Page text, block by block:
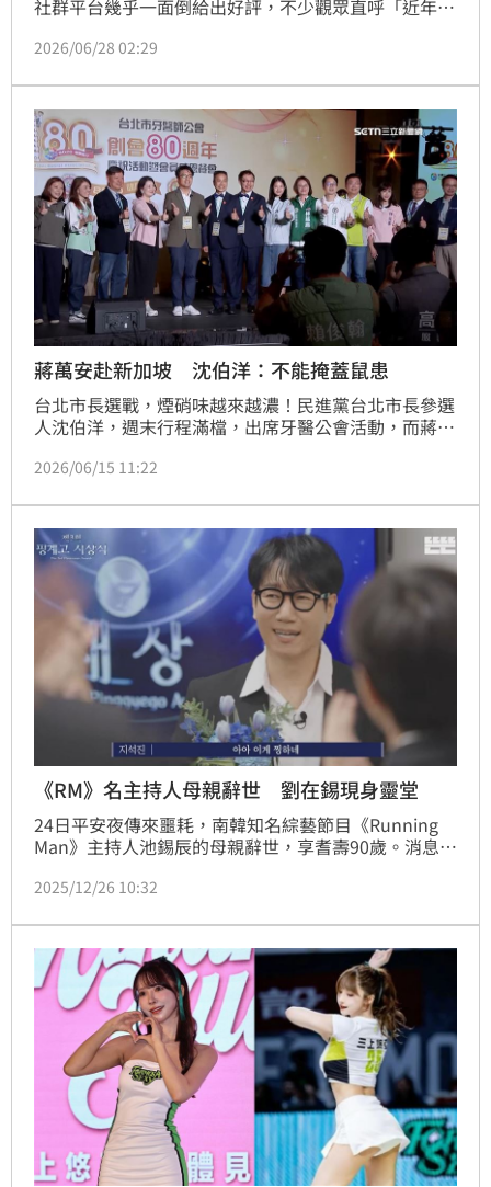
社群平台幾乎一面倒給出好評，不少觀眾直呼「近年最
六年級生，重新守在電視前，也讓七、八年級觀眾產生
從頭看到尾，認為這屆金曲成功找回屬於全民共同記憶
的音樂盛典。
2026/06/28 02:29
蔣萬安赴新加坡 沈伯洋：不能掩蓋鼠患
台北市長選戰，煙硝味越來越濃！民進黨台北市長參選
人沈伯洋，週末行程滿檔，出席牙醫公會活動，而蔣萬
不過沈伯洋隔空大酸，台北市近期有老鼠、市場改建等
己每天都在面對各種市政問題。
2026/06/15 11:22
《RM》名主持人母親辭世 劉在錫現身靈堂
24日平安夜傳來噩耗，南韓知名綜藝節目《Running
Man》主持人池錫辰的母親辭世，享耆壽90歲。消息曝
「第3屆《藉口GO》頒獎典禮」上獲得主持生涯首座大
留言，送上慰問與祝福。陳宣如
2025/12/26 10:32